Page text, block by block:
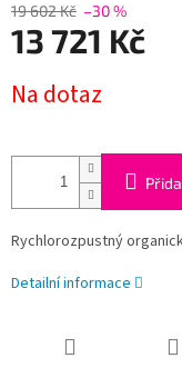
19 602 Kč –30 %
13 721 Kč
cena:
Na dotaz
Rychlorozpustný
Detailní informace